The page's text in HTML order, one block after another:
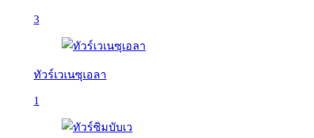
3
ทัวร์เวเนซุเอลา
1